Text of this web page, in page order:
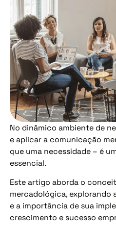
No dinâmico ambiente de
e aplicar a comunicação
que uma necessidade – é
essencial.
Este artigo aborda o
mercadológica, explorando
e a importância de sua
crescimento e sucesso